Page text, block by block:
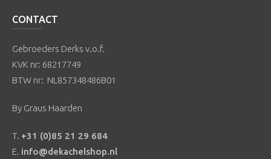
CONTACT
Gebroeders Derks v.o.f.
KVK nr: 68217749
BTW nr: NL857348486B01
By Graus Haarden
T. +31 (0)85 21 29 684
E. info@dekachelshop.nl